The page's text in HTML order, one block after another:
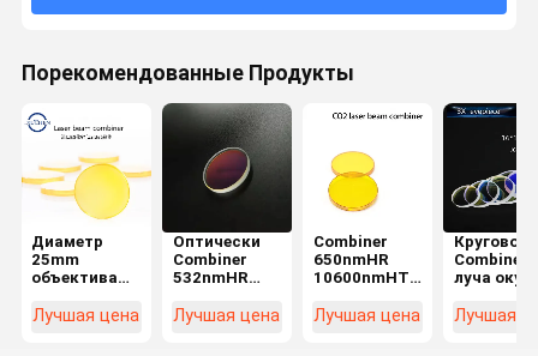
Порекомендованные Продукты
Диаметр
25mm
объектива
лазерного
Лучшая цена
Оптически
Combiner
532nmHR
лазерного
Лучшая цена
Combiner
650nmHR
10600nmHT
20*2mm Znse
Лучшая цена
Круговой
Combiner
луча
Plano 3X
Лучшая